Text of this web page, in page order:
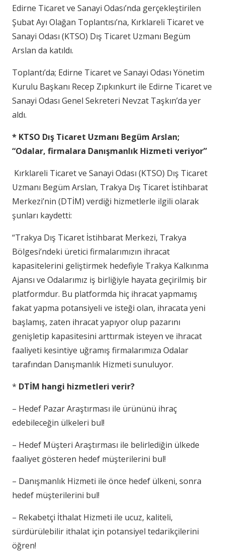
Edirne Ticaret ve Sanayi Odası’nda gerçekleştirilen
Şubat Ayı Olağan Toplantısı’na, Kırklareli Ticaret ve
Sanayi Odası (KTSO) Dış Ticaret Uzmanı Begüm
Arslan da katıldı.
Toplantı’da; Edirne Ticaret ve Sanayi Odası Yönetim
Kurulu Başkanı Recep Zıpkınkurt ile Edirne Ticaret ve
Sanayi Odası Genel Sekreteri Nevzat Taşkın’da yer
aldı.
* KTSO Dış Ticaret Uzmanı Begüm Arslan;
“Odalar, firmalara Danışmanlık Hizmeti veriyor”
Kırklareli Ticaret ve Sanayi Odası (KTSO) Dış Ticaret
Uzmanı Begüm Arslan, Trakya Dış Ticaret İstihbarat
Merkezi’nin (DTİM) verdiği hizmetlerle ilgili olarak
şunları kaydetti:
“Trakya Dış Ticaret İstihbarat Merkezi, Trakya
Bölgesi’ndeki üretici firmalarımızın ihracat
kapasitelerini geliştirmek hedefiyle Trakya Kalkınma
Ajansı ve Odalarımız iş birliğiyle hayata geçirilmiş bir
platformdur. Bu platformda hiç ihracat yapmamış
fakat yapma potansiyeli ve isteği olan, ihracata yeni
başlamış, zaten ihracat yapıyor olup pazarını
genişletip kapasitesini arttırmak isteyen ve ihracat
faaliyeti kesintiye uğramış firmalarımıza Odalar
tarafından Danışmanlık Hizmeti sunuluyor.
* DTİM hangi hizmetleri verir?
– Hedef Pazar Araştırması ile ürününü ihraç
edebileceğin ülkeleri bul!
– Hedef Müşteri Araştırması ile belirlediğin ülkede
faaliyet gösteren hedef müşterilerini bul!
– Danışmanlık Hizmeti ile önce hedef ülkeni, sonra
hedef müşterilerini bul!
– Rekabetçi İthalat Hizmeti ile ucuz, kaliteli,
sürdürülebilir ithalat için potansiyel tedarikçilerini
öğren!